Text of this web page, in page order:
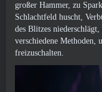
großer Hammer, zu
Schlachtfeld huscht,
des Blitzes
verschiedene Methoden,
freizuschalten.